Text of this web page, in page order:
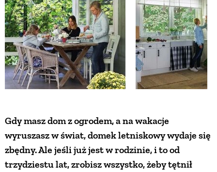
Gdy masz dom z ogrodem, a na wakacje
wyruszasz w świat, domek letniskowy wydaje się
zbędny. Ale jeśli już jest w rodzinie, i to od
trzydziestu lat, zrobisz wszystko, żeby tętnił
RĘKODZIEŁO
RZEMIOSŁO
ZWYCZAJE
PRZEPISY
ŚNIADANIA